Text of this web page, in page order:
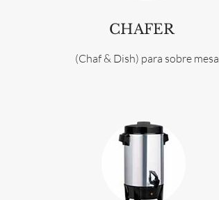
CHAFER
(Chaf & Dish) para sobre mesa